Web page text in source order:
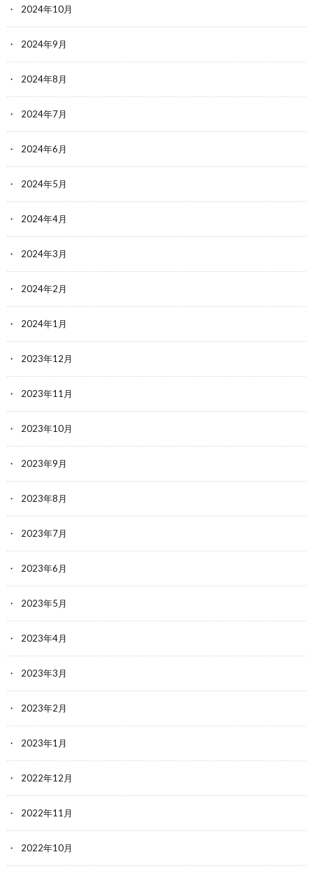
2024年10月
2024年9月
2024年8月
2024年7月
2024年6月
2024年5月
2024年4月
2024年3月
2024年2月
2024年1月
2023年12月
2023年11月
2023年10月
2023年9月
2023年8月
2023年7月
2023年6月
2023年5月
2023年4月
2023年3月
2023年2月
2023年1月
2022年12月
2022年11月
2022年10月